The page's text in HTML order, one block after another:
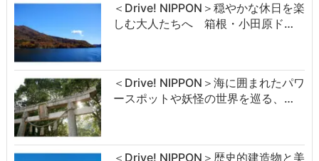
＜Drive! NIPPON＞穏やかな休日を楽
しむ大人たちへ 箱根・小田原ド…
＜Drive! NIPPON＞海に囲まれたパワ
ースポットや妖怪の世界を巡る、…
＜Drive! NIPPON＞歴史的建造物と美